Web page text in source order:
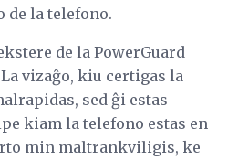
de la telefono.
de la PowerGuard
vizaĝo, kiu certigas la
sed ĝi estas
kiam la telefono estas en
min maltrankviligis, ke